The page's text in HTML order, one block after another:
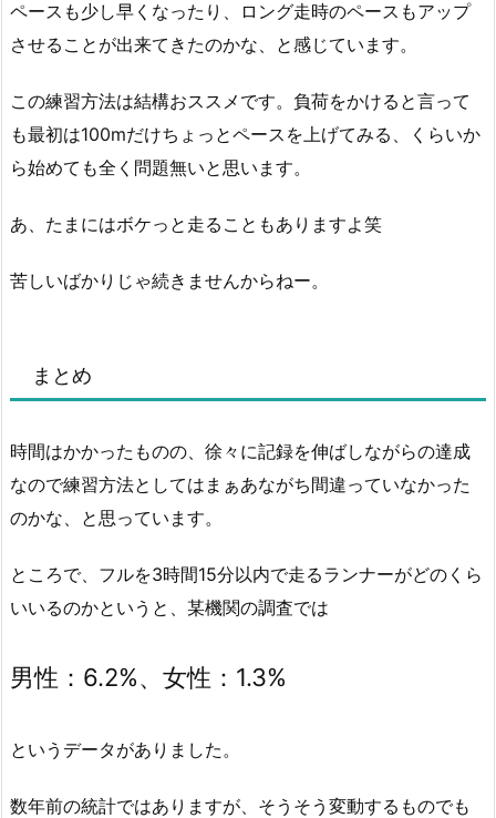
ペースも少し早くなったり、ロング走時のペースもアップ
させることが出来てきたのかな、と感じています。
この練習方法は結構おススメです。負荷をかけると言って
も最初は100mだけちょっとペースを上げてみる、くらいか
ら始めても全く問題無いと思います。
あ、たまにはボケっと走ることもありますよ笑
苦しいばかりじゃ続きませんからねー。
まとめ
時間はかかったものの、徐々に記録を伸ばしながらの達成
なので練習方法としてはまぁあながち間違っていなかった
のかな、と思っています。
ところで、フルを3時間15分以内で走るランナーがどのくら
いいるのかというと、某機関の調査では
男性：6.2%、女性：1.3%
というデータがありました。
数年前の統計ではありますが、そうそう変動するものでも